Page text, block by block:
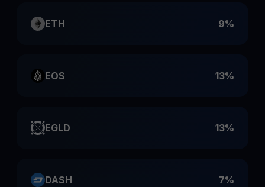
ETH 9%
EOS 13%
EGLD 13%
DASH 7%